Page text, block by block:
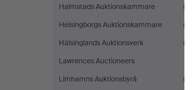
Halmstads Auktionskammare
(2)
Helsingborgs Auktionskammare
(2)
Hälsinglands Auktionsverk
(2)
Lawrences Auctioneers
Limhamns Auktionsbyrå
(2)